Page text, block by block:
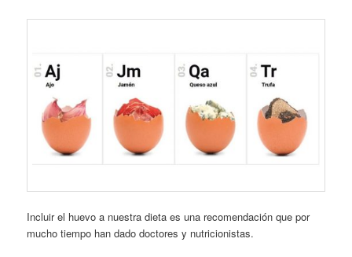
Incluir el huevo a nuestra dieta es una recomendación que por
mucho tiempo han dado doctores y nutricionistas.